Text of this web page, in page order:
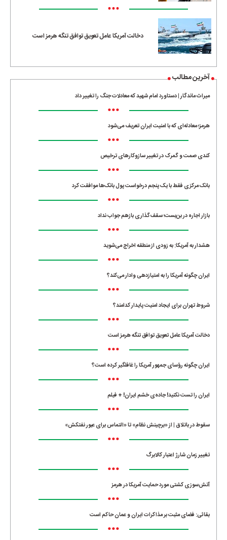
•••
دخالت آمریکا عامل تعویق توافق تنگه هرمز است
آخرین مطالب
میراث ماندگار | دستاورد امام شهید که معادلات جنگ را تغییر داد
•••
هرمز؛ معادله‌ای که با امنیت ایران تعریف می‌شود
•••
کندی صمت و گمرک در تغییر سازوکارهای ترخیص
•••
بانک مرکزی فقط با یک‌ پنجم درخواست پول بانک‌ها موافقت کرد
•••
بازار اجاره در بن‌بست؛ سقف‌گذاری بازهم جواب نداد
•••
هشدار به آمریکا: به زودی از منطقه اخراج می‌شوید
•••
ایران چگونه آمریکا را به امتیازدهی وادار می‌کند؟
•••
شروط تهران برای ایجاد امنیت پایدار کدامند؟
•••
دخالت آمریکا عامل تعویق توافق تنگه هرمز است
•••
ایران چگونه رؤسای جمهور آمریکا را غافلگیر کرده است؟
•••
ایران را تست نکنید! جاده‌ی خشم ایران! + فیلم
•••
سقوط در باتلاق | از «برچینش نظام» تا «التماس برای عبور نفتکش»
•••
تغییر زمان شارژ اعتبار کالابرگ
•••
آتش‌سوزی کشتی مورد حمایت آمریکا در هرمز
•••
بقائی: فضای مثبت بر مذاکرات ایران و عمان حاکم است
•••